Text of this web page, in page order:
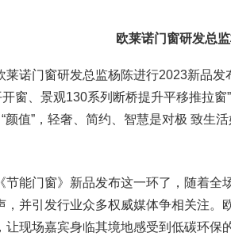
欧莱诺门窗研发总
莱诺门窗研发总监杨陈进行2023新品
窗、景观130系列断桥提升平移推拉
颜值”，轻奢、简约、智慧是对极 致生活
能门窗》新品发布这一环了，随着全
，并引发行业众多权威媒体争相关注。
现场嘉宾身临其境地感受到低碳环保